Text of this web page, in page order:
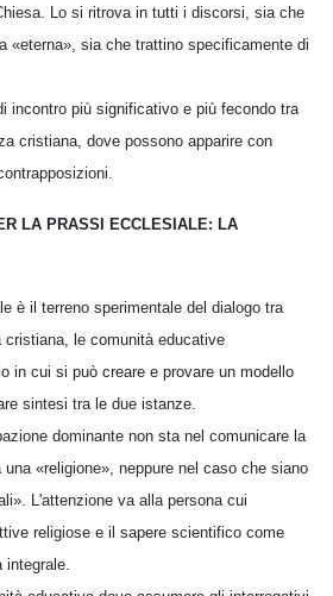
Lo si ritrova in tutti i discorsi, sia che
«eterna», sia che trattino specificamente di
incontro più significativo e più fecondo tra
cristiana, dove possono apparire con
LA PRASSI ECCLESIALE: LA
è il terreno sperimentale del dialogo tra
le comunità educative
in cui si può creare e provare un modello
sintesi tra le due istanze.
dominante non sta nel comunicare la
«religione», neppure nel caso che siano
L'attenzione va alla persona cui
religiose e il sapere scientifico come